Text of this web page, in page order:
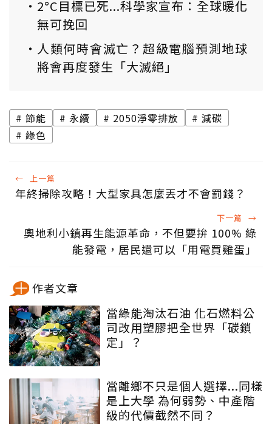
2°C目標已死...科學家宣布：全球暖化
無可挽回
人類何時會滅亡？超級電腦預測地球
將會再度發生「大滅絕」
節能 永續 2050淨零排放
減碳
綠色
← 上一篇
年終掃除攻略！大型家具怎麼丟才不會罰錢？
下一篇 →
奧地利小鎮再生能源革命，不但要拚 100% 綠
能發電，居民還可以「用電買雞蛋」
作者文章
當綠能淘汰石油 化石燃料公
司改用塑膠把全世界「碳鎖
定」？
當離鄉不只是個人選擇...同樣
是上大學 為何弱勢、中產階
級的代價截然不同？